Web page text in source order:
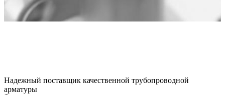
Надежный поставщик качественной трубопроводной
арматуры